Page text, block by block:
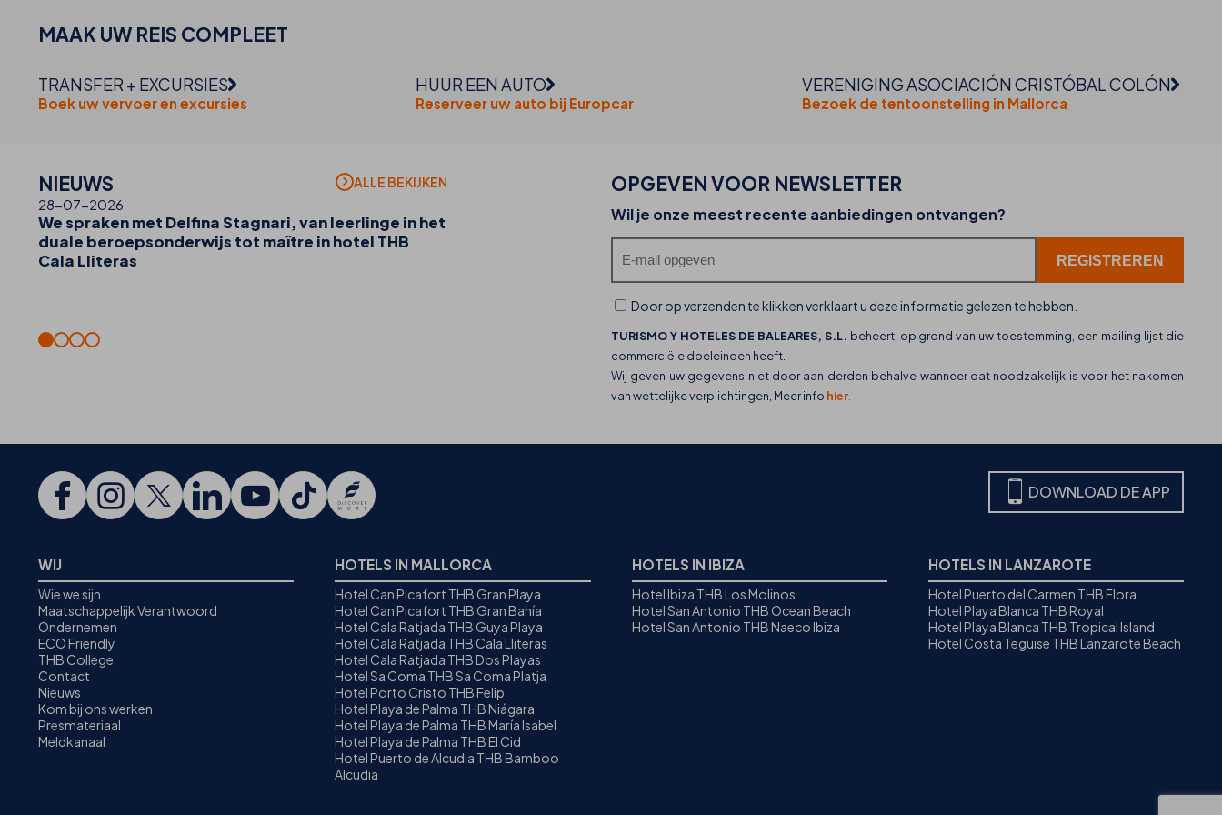
MAAK UW REIS COMPLEET
TRANSFER + EXCURSIES
Boek uw vervoer en excursies
HUUR EEN AUTO
Reserveer uw auto bij Europcar
VERENIGING ASOCIACIÓN CRISTÓBAL COLÓN
Bezoek de tentoonstelling in Mallorca
NIEUWS ALLE BEKIJKEN
28-07-2026
We spraken met Delfina Stagnari, van leerlinge in het
duale beroepsonderwijs tot maître in hotel THB
Cala Lliteras
Ontdek de foodtrucks van THB hotels en hun
THB hotels zet WhatsApp in als nieuw
klantenservicekanaal
OPGEVEN VOOR NEWSLETTER
Wil je onze meest recente aanbiedingen ontvangen?
Door op verzenden te klikken verklaart u deze informatie gelezen te hebben.
TURISMO Y HOTELES DE BALEARES, S.L. beheert, op grond van uw toestemming, een mailing lijst die
commerciële doeleinden heeft.
Wij geven uw gegevens niet door aan derden behalve wanneer dat noodzakelijk is voor het nakomen
van wettelijke verplichtingen, Meer info hier
DOWNLOAD DE APP
WIJ
Wie we sijn
Maatschappelijk Verantwoord
Ondernemen
ECO Friendly
THB College
Contact
Nieuws
Kom bij ons werken
Presmateriaal
Meldkanaal
HOTELS IN MALLORCA
Hotel Can Picafort THB Gran Playa
Hotel Can Picafort THB Gran Bahía
Hotel Cala Ratjada THB Guya Playa
Hotel Cala Ratjada THB Cala Lliteras
Hotel Cala Ratjada THB Dos Playas
Hotel Sa Coma THB Sa Coma Platja
Hotel Porto Cristo THB Felip
Hotel Playa de Palma THB Niágara
Hotel Playa de Palma THB María Isabel
Hotel Playa de Palma THB El Cid
Hotel Puerto de Alcudia THB Bamboo
Alcudia
HOTELS IN IBIZA
Hotel Ibiza THB Los Molinos
Hotel San Antonio THB Ocean Beach
Hotel San Antonio THB Naeco Ibiza
HOTELS IN LANZAROTE
Hotel Puerto del Carmen THB Flora
Hotel Playa Blanca THB Royal
Hotel Playa Blanca THB Tropical Island
Hotel Costa Teguise THB Lanzarote Beach